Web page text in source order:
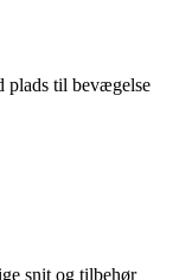
plads til bevægelse
snit og tilbehør